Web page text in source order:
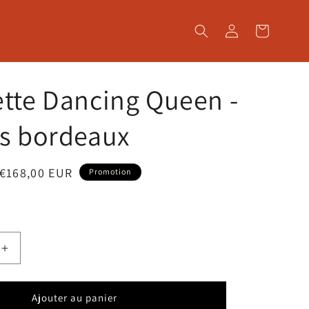
Connexion Panier
Dancing Queen -
bordeaux
Prix
€168,00 EUR Promotion
Augmenter
la
quantité
Ajouter au panier